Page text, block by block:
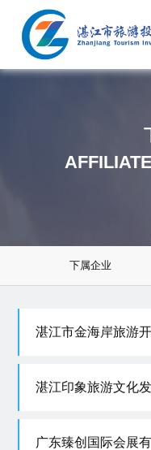
下属企业
湛江市金海岸旅游
湛江印象旅游文化
广东臻创国际会展